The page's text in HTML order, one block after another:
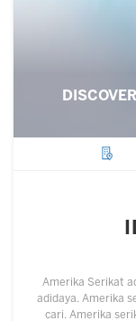
Amerika Serikat
adidaya. Amerika
cari. Amerika